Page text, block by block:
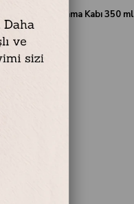
Plus Cam Saklama Kabı 350 ml
Kapak
7,2 cm